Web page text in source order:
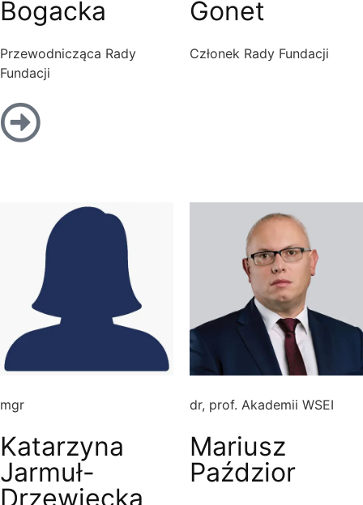
Bogacka
Przewodnicząca Rady
Fundacji
Gonet
Członek Rady Fundacji
mgr
Katarzyna
Jarmuł-
Drzewiecka
dr, prof. Akademii WSEI
Mariusz
Paździor